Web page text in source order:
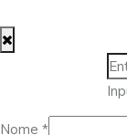
Nome
Nome *